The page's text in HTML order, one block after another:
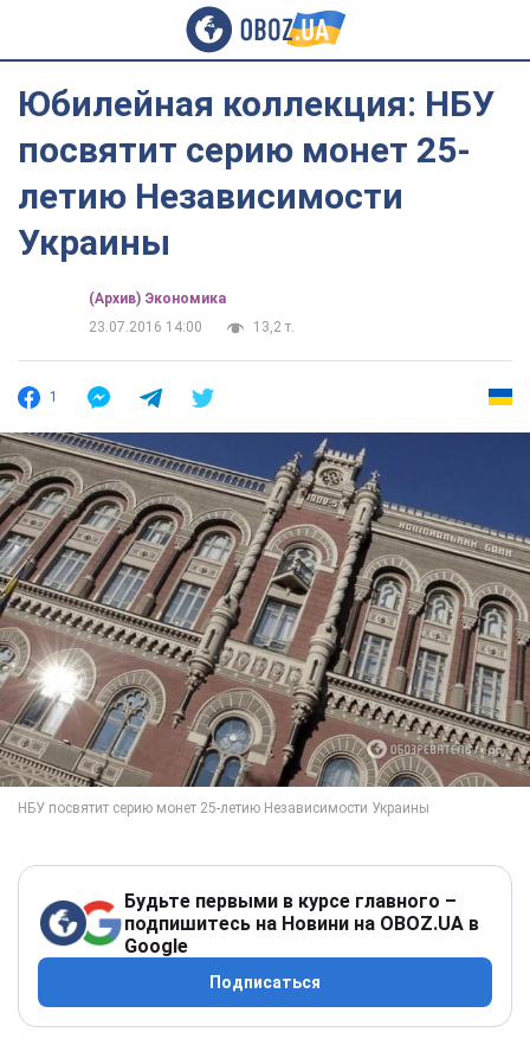
Юбилейная коллекция: НБУ
посвятит серию монет 25-
летию Независимости
Украины
(Архив) Экономика
23.07.2016 14:00
13,2 т.
1
Будьте первыми в курсе главного –
подпишитесь на Новини на OBOZ.UA в
Google
Подписаться